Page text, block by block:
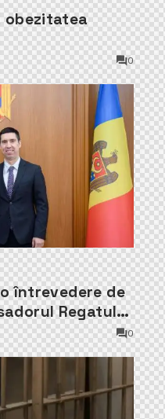
obezitatea
0
întrevedere de
Regatului
0